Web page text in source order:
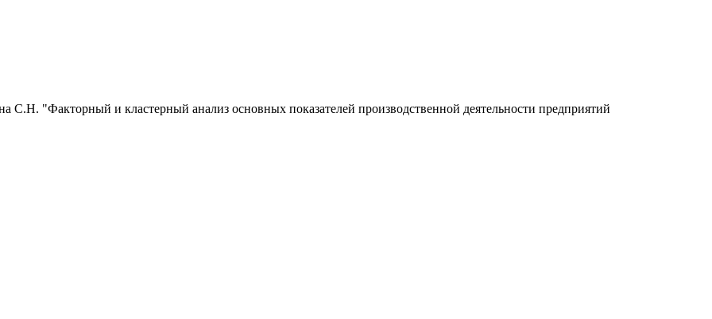
"Факторный и кластерный анализ основных показателей производственной деятельности предприятий